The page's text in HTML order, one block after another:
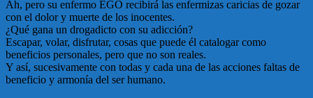
Ah, pero su enfermo EGO recibirá las enfermizas caricias de gozar
con el dolor y muerte de los inocentes.
¿Qué gana un drogadicto con su adicción?
Escapar, volar, disfrutar, cosas que puede él catalogar como
beneficios personales, pero que no son reales.
Y así, sucesivamente con todas y cada una de las acciones faltas de
beneficio y armonía del ser humano.